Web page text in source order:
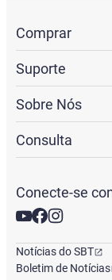
Comprar
Suporte
Sobre Nós
Consulta
Conecte-se
Notícias do SBT
Boletim de Notícias